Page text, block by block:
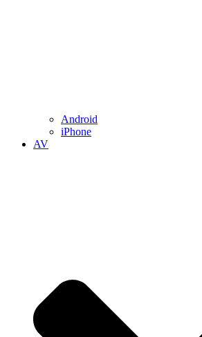
Android
iPhone
AV